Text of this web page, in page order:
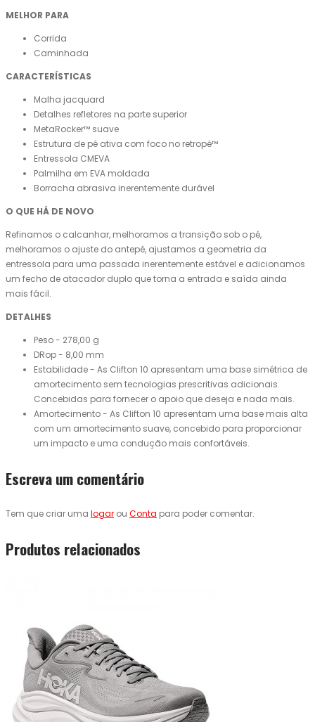
MELHOR PARA
Corrida
Caminhada
CARACTERÍSTICAS
Malha jacquard
Detalhes refletores na parte superior
MetaRocker™ suave
Estrutura de pé ativa com foco no retropé™
Entressola CMEVA
Palmilha em EVA moldada
Borracha abrasiva inerentemente durável
O QUE HÁ DE NOVO
Refinamos o calcanhar, melhoramos a transição sob o pé,
melhoramos o ajuste do antepé, ajustamos a geometria da
entressola para uma passada inerentemente estável e adicionamos
um fecho de atacador duplo que torna a entrada e saída ainda
mais fácil.
DETALHES
Peso - 278,00 g
DRop - 8,00 mm
Estabilidade - As Clifton 10 apresentam uma base simétrica de
amortecimento sem tecnologias prescritivas adicionais.
Concebidas para fornecer o apoio que deseja e nada mais.
Amortecimento - As Clifton 10 apresentam uma base mais alta
com um amortecimento suave, concebido para proporcionar
um impacto e uma condução mais confortáveis.
Escreva um comentário
Tem que criar uma logar ou Conta para poder comentar.
Produtos relacionados